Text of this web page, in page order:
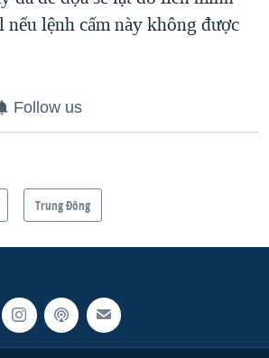
nếu lệnh cấm này không được
Follow us
Trung Ðông